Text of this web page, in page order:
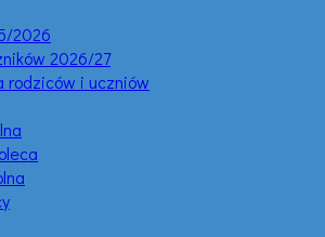
2026
2026/27
rodziców i uczniów